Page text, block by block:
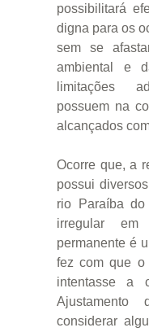
possibilitará
digna para os
sem se
ambiental e
limitações
possuem na
alcançados
Ocorre que, a
possui
rio Paraíba
irregular em
permanente é
fez com que o
intentasse a
considerar